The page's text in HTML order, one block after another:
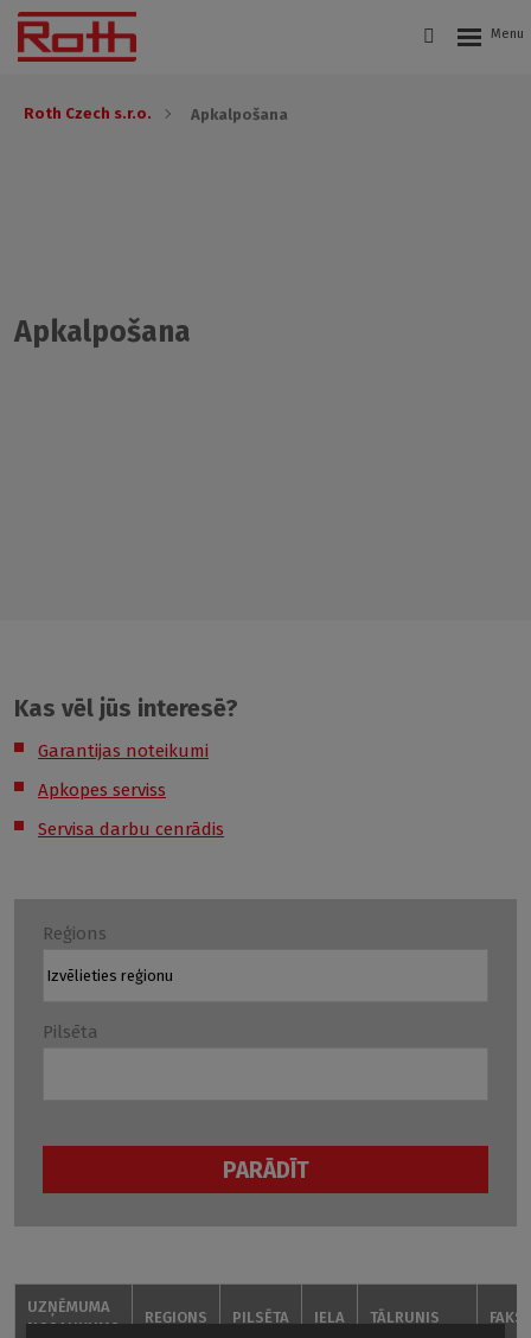
Roth Czech s.r.o. Apkalpošana
Apkalpošana
Kas vēl jūs interesē?
Garantijas noteikumi
Apkopes serviss
Servisa darbu cenrādis
Reģions
Pilsēta
PARĀDĪT
UZŅĒMUMA
NOSAUKUMS
REĢIONS PILSĒTA IELA TĀLRUNIS